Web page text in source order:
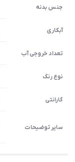
جنس بدنه
آبکاری
تعداد خروجی آب
نوع رنگ
گارانتی
سایر توضیحات